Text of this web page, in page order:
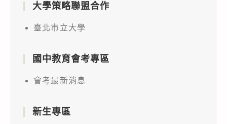
大學策略聯盟合作
臺北市立大學
國中教育會考專區
會考最新消息
新生專區